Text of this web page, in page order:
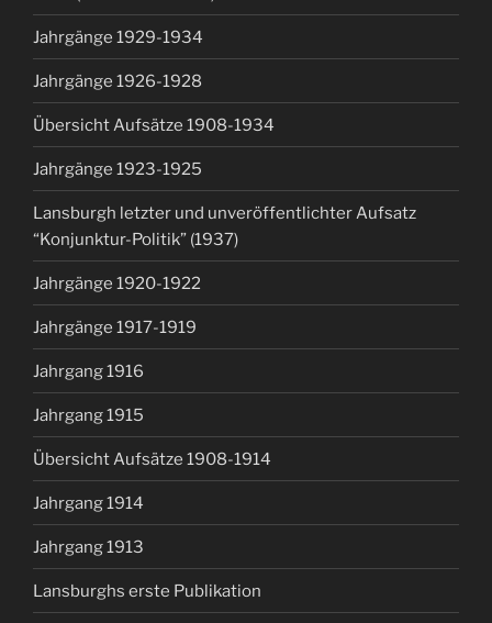
Jahrgänge 1929-1934
Jahrgänge 1926-1928
Übersicht Aufsätze 1908-1934
Jahrgänge 1923-1925
Lansburgh letzter und unveröffentlichter Aufsatz
“Konjunktur-Politik” (1937)
Jahrgänge 1920-1922
Jahrgänge 1917-1919
Jahrgang 1916
Jahrgang 1915
Übersicht Aufsätze 1908-1914
Jahrgang 1914
Jahrgang 1913
Lansburghs erste Publikation